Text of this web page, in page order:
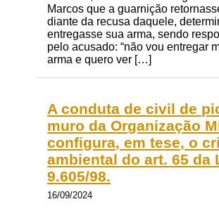
Marcos que a guarnição
diante da recusa daquele,
entregasse sua arma, sendo
pelo acusado: “não vou entregar
arma e quero ver […]
A conduta de civil de
muro da Organização
configura, em tese, o
ambiental do art. 65 da
9.605/98.
16/09/2024